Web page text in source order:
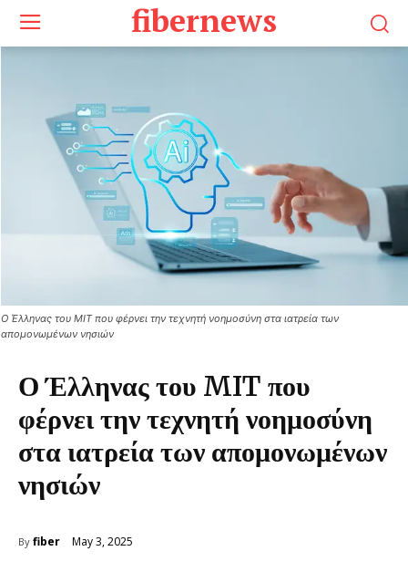
fibernews
Ο Έλληνας του MIT που
φέρνει την τεχνητή νοημοσύνη
στα ιατρεία των απομονωμένων
νησιών
By fiber May 3, 2025
Ο Έλληνας του MIT που φέρνει την τεχνητή νοημοσύνη στα ιατρεία των
απομονωμένων νησιών